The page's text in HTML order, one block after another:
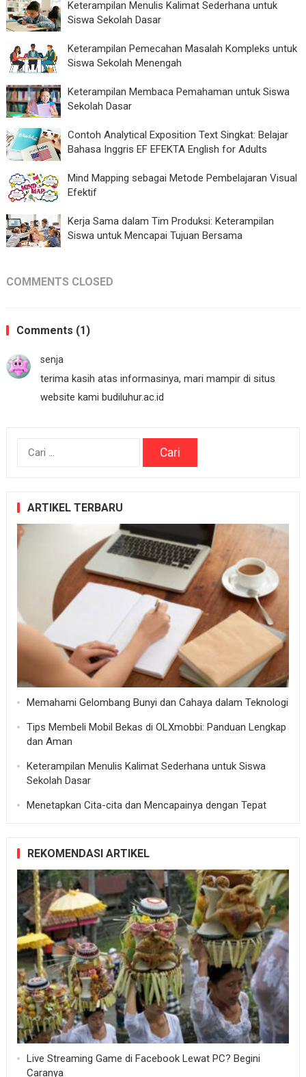
Keterampilan Menulis Kalimat Sederhana untuk
Siswa Sekolah Dasar
Keterampilan Pemecahan Masalah Kompleks untuk
Siswa Sekolah Menengah
Keterampilan Membaca Pemahaman untuk Siswa
Sekolah Dasar
Contoh Analytical Exposition Text Singkat: Belajar
Bahasa Inggris EF EFEKTA English for Adults
Mind Mapping sebagai Metode Pembelajaran Visual
Efektif
Kerja Sama dalam Tim Produksi: Keterampilan
Siswa untuk Mencapai Tujuan Bersama
COMMENTS CLOSED
Comments (1)
senja
terima kasih atas informasinya, mari mampir di situs
website kami budiluhur.ac.id
Cari
ARTIKEL TERBARU
Memahami Gelombang Bunyi dan Cahaya dalam Teknologi
Tips Membeli Mobil Bekas di OLXmobbi: Panduan Lengkap
dan Aman
Keterampilan Menulis Kalimat Sederhana untuk Siswa
Sekolah Dasar
Menetapkan Cita-cita dan Mencapainya dengan Tepat
REKOMENDASI ARTIKEL
Live Streaming Game di Facebook Lewat PC? Begini
Caranya